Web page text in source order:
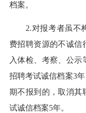
档案。
2.对报考者虽不构
费招聘资源的不诚信
入体检、考察、公
招聘考试诚信档案3
期不报到的，取消其
试诚信档案5年。